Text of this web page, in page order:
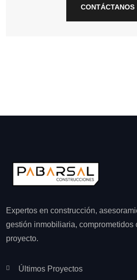
CONTÁCTANOS
Expertos en construcción,
gestión inmobiliaria, comprometidos
proyecto.
Últimos Proyectos